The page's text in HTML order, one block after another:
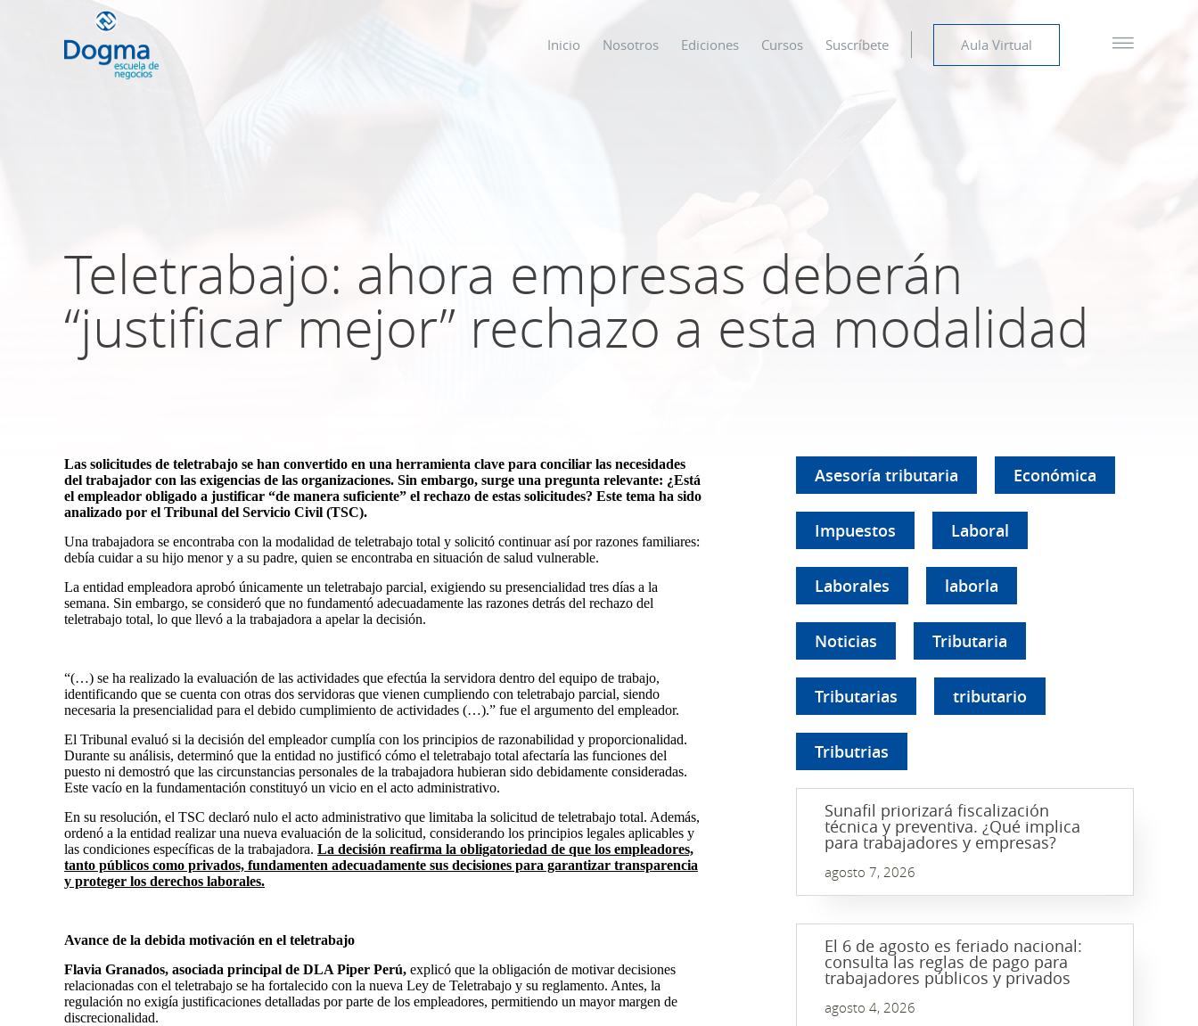
Inicio Nosotros Ediciones Cursos Suscríbete Aula Virtual
Teletrabajo: ahora empresas deberán
“justificar mejor” rechazo a esta modalidad
Las solicitudes de teletrabajo se han convertido en una herramienta clave para conciliar las necesidades
del trabajador con las exigencias de las organizaciones. Sin embargo, surge una pregunta relevante: ¿Está
el empleador obligado a justificar “de manera suficiente” el rechazo de estas solicitudes? Este tema ha sido
analizado por el Tribunal del Servicio Civil (TSC).
Una trabajadora se encontraba con la modalidad de teletrabajo total y solicitó continuar así por razones familiares:
debía cuidar a su hijo menor y a su padre, quien se encontraba en situación de salud vulnerable.
La entidad empleadora aprobó únicamente un teletrabajo parcial, exigiendo su presencialidad tres días a la
semana. Sin embargo, se consideró que no fundamentó adecuadamente las razones detrás del rechazo del
teletrabajo total, lo que llevó a la trabajadora a apelar la decisión.
“(…) se ha realizado la evaluación de las actividades que efectúa la servidora dentro del equipo de trabajo,
identificando que se cuenta con otras dos servidoras que vienen cumpliendo con teletrabajo parcial, siendo
necesaria la presencialidad para el debido cumplimiento de actividades (…).” fue el argumento del empleador.
El Tribunal evaluó si la decisión del empleador cumplía con los principios de razonabilidad y proporcionalidad.
Durante su análisis, determinó que la entidad no justificó cómo el teletrabajo total afectaría las funciones del
puesto ni demostró que las circunstancias personales de la trabajadora hubieran sido debidamente consideradas.
Este vacío en la fundamentación constituyó un vicio en el acto administrativo.
En su resolución, el TSC declaró nulo el acto administrativo que limitaba la solicitud de teletrabajo total. Además,
ordenó a la entidad realizar una nueva evaluación de la solicitud, considerando los principios legales aplicables y
las condiciones específicas de la trabajadora. La decisión reafirma la obligatoriedad de que los empleadores,
tanto públicos como privados, fundamenten adecuadamente sus decisiones para garantizar transparencia
y proteger los derechos laborales.
Avance de la debida motivación en el teletrabajo
Flavia Granados, asociada principal de DLA Piper Perú, explicó que la obligación de motivar decisiones
relacionadas con el teletrabajo se ha fortalecido con la nueva Ley de Teletrabajo y su reglamento. Antes, la
regulación no exigía justificaciones detalladas por parte de los empleadores, permitiendo un mayor margen de
discrecionalidad.
Asesoría tributaria Económica
Impuestos Laboral
Laborales laborla
Noticias Tributaria
Tributarias tributario
Tributrias
Sunafil priorizará fiscalización
técnica y preventiva. ¿Qué implica
para trabajadores y empresas?
agosto 7, 2026
El 6 de agosto es feriado nacional:
consulta las reglas de pago para
trabajadores públicos y privados
agosto 4, 2026
TRIBUTACIÓN INTERNACIONAL | TODO SOBRE
NO DOMICILIADOS